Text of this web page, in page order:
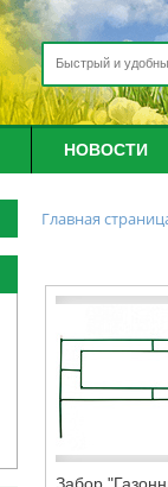
НОВОСТИ
Главная
Забор